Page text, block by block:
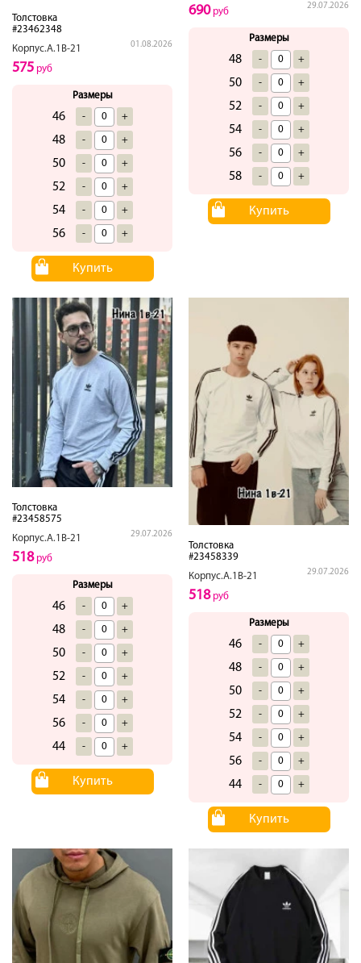
Толстовка
#23462348
Корпус.А.1В-21
01.08.2026
575 руб
Размеры
46 - +
48 - +
50 - +
52 - +
54 - +
56 - +
Купить
29.07.2026
690руб
Размеры
48 - +
50 - +
52 - +
54 - +
56 - +
58 - +
Купить
Толстовка
#23458575
Корпус.А.1В-21
29.07.2026
518руб
Размеры
46 - +
48 - +
50 - +
52 - +
54 - +
56 - +
44 - +
Купить
Толстовка
#23458339
Корпус.А.1В-21
29.07.2026
518руб
Размеры
46 - +
48 - +
50 - +
52 - +
54 - +
56 - +
44 - +
Купить